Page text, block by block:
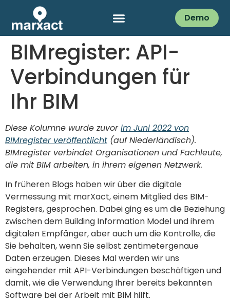
Demo
BIMregister: API-
Verbindungen für
Ihr BIM
Diese Kolumne wurde zuvorim Juni 2022 von
BIMregister veröffentlicht (auf Niederländisch).
BIMregister verbindet Organisationen und Fachleute,
die mit BIM arbeiten, in ihrem eigenen Netzwerk.
In früheren Blogs haben wir über die digitale
Vermessung mit marXact, einem Mitglied des BIM-
Registers, gesprochen. Dabei ging es um die Beziehung
zwischen dem Building Information Model und ihrem
digitalen Empfänger, aber auch um die Kontrolle, die
Sie behalten, wenn Sie selbst zentimetergenaue
Daten erzeugen. Dieses Mal werden wir uns
eingehender mit API-Verbindungen beschäftigen und
damit, wie die Verwendung Ihrer bereits bekannten
Software bei der Arbeit mit BIM hilft.